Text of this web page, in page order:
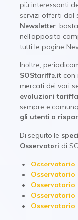
più interessanti
servizi offerti dal
Newsletter:
nell’apposito
tutti le pagine
Inoltre,
SOStariffe.it con
mercati dei vari
evoluzioni
sempre e
gli utenti a
Di seguito le
Osservatori di
Osservatorio
Osservatorio
Osservatorio
Osservatorio
Osservatorio